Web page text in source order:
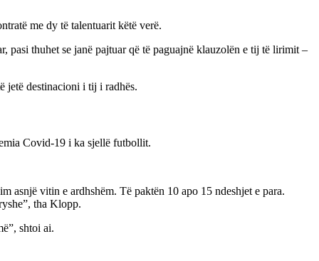
me dy të talentuarit këtë verë.
thuhet se janë pajtuar që të paguajnë klauzolën e tij të lirimit –
jetë destinacioni i tij i radhës.
Covid-19 i ka sjellë futbollit.
asnjë vitin e ardhshëm. Të paktën 10 apo 15 ndeshjet e para.
tha Klopp.
shtoi ai.